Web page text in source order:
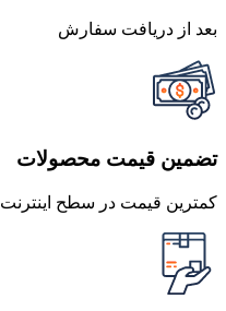
بعد از دریافت سفارش
تضمین قیمت محصولات
کمترین قیمت در سطح اینترنت